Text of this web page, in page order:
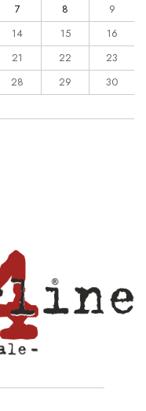
7 8
9
14 15
16
21 22
23
28 29
30